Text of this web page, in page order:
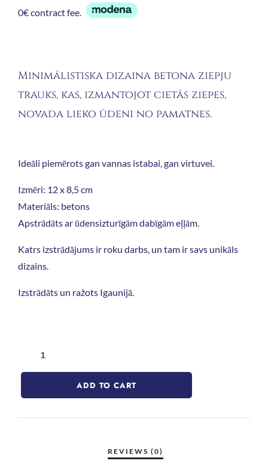
0€ contract fee.
Minimālistiska dizaina betona ziepju
trauks, kas, izmantojot cietās ziepes,
novada lieko ūdeni no pamatnes.
Ideāli piemērots gan vannas istabai, gan virtuvei.
Izmēri: 12 x 8,5 cm
Materiāls: betons
Apstrādāts ar ūdensizturīgām dabīgām eļļām.
Katrs izstrādājums ir roku darbs, un tam ir savs unikāls
dizains.
Izstrādāts un ražots Igaunijā.
ADD TO CART